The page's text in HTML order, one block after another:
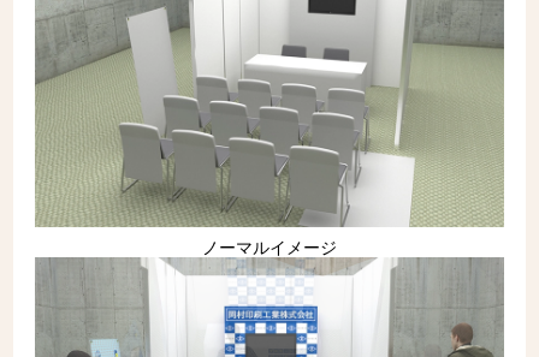
ノーマルイメージ